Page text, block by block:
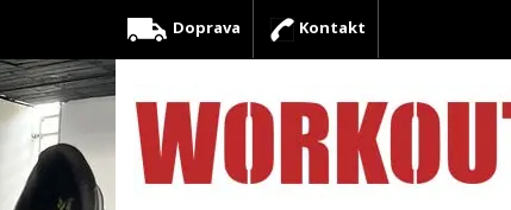
Doprava Kontakt